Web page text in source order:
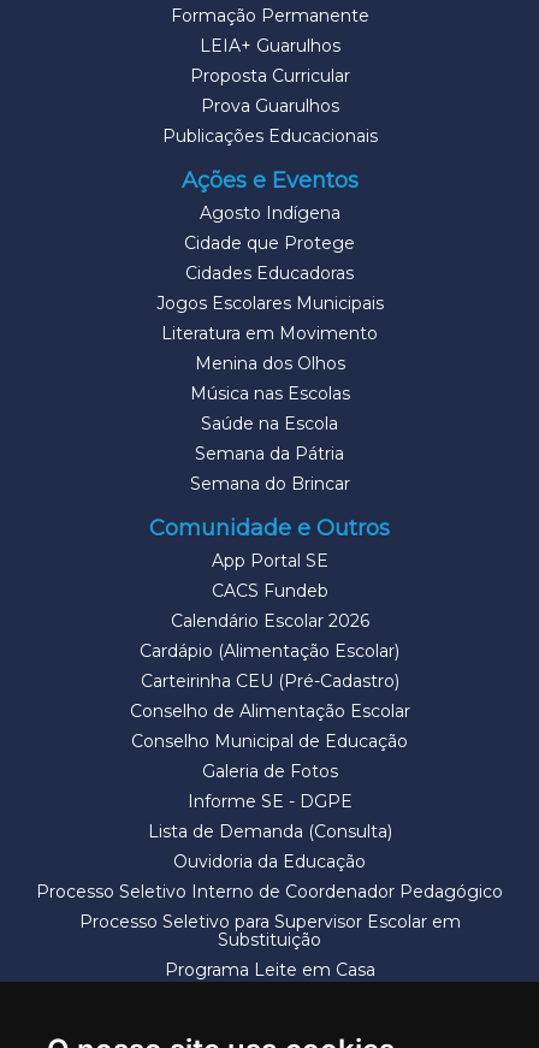
Formação Permanente
LEIA+ Guarulhos
Proposta Curricular
Prova Guarulhos
Publicações Educacionais
Ações e Eventos
Agosto Indígena
Cidade que Protege
Cidades Educadoras
Jogos Escolares Municipais
Literatura em Movimento
Menina dos Olhos
Música nas Escolas
Saúde na Escola
Semana da Pátria
Semana do Brincar
Comunidade e Outros
App Portal SE
CACS Fundeb
Calendário Escolar 2026
Cardápio (Alimentação Escolar)
Carteirinha CEU (Pré-Cadastro)
Conselho de Alimentação Escolar
Conselho Municipal de Educação
Galeria de Fotos
Informe SE - DGPE
Lista de Demanda (Consulta)
Ouvidoria da Educação
Processo Seletivo Interno de Coordenador Pedagógico
Processo Seletivo para Supervisor Escolar em
Substituição
Programa Leite em Casa